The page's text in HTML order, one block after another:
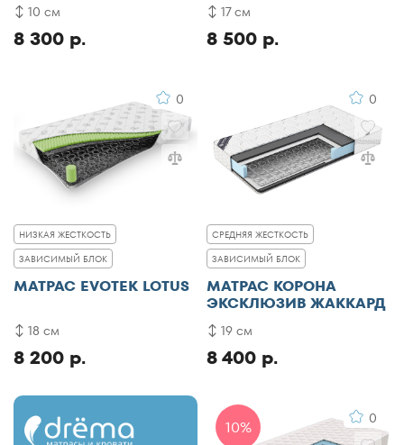
8 300 р.
10 см
8 500 р.
17 см
0
НИЗКАЯ ЖЕСТКОСТЬ
ЗАВИСИМЫЙ БЛОК
МАТРАС EVOTEK LOTUS
8 200 р.
18 см
0
СРЕДНЯЯ ЖЕСТКОСТЬ
ЗАВИСИМЫЙ БЛОК
МАТРАС КОРОНА
ЭКСКЛЮЗИВ ЖАККАРД
8 400 р.
19 см
10% 0